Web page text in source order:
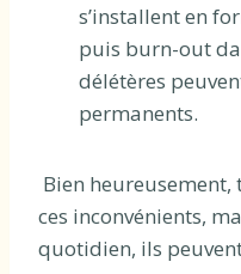
s’installent en
puis burn-out
délétères
permanents.
Bien
ces inconvénients,
quotidien, ils